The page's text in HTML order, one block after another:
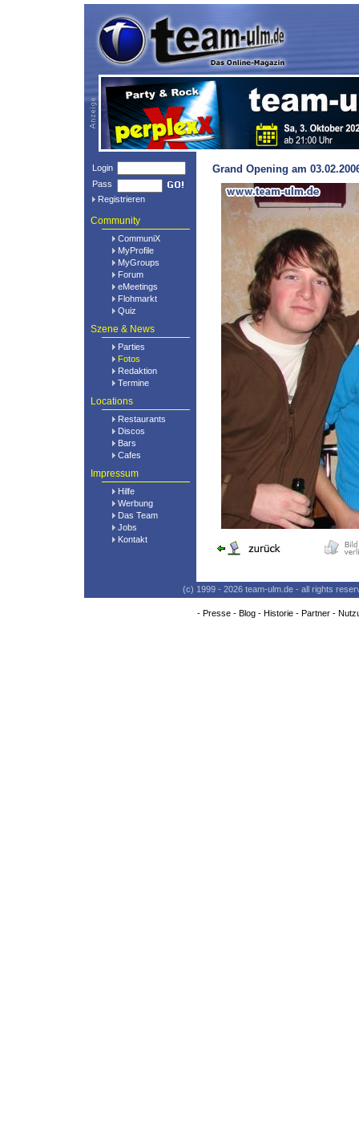
Login
Pass
Registrieren
Community
CommuniX
MyProfile
MyGroups
Forum
eMeetings
Flohmarkt
Quiz
Szene & News
Parties
Fotos
Redaktion
Termine
Locations
Restaurants
Discos
Bars
Cafes
Impressum
Hilfe
Werbung
Das Team
Jobs
Kontakt
Grand Opening am
(c) 1999 - 2026 team-ulm.de - all rights
- Presse- Blog- Historie- Partner-